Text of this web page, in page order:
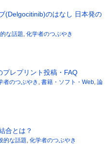
(Delgocitinib)のはなし 日本発の
な話題, 化学者のつぶやき
プレプリント投稿・FAQ
者のつぶやき , 書籍・ソフト・Web, 論
合とは？
的な話題, 化学者のつぶやき